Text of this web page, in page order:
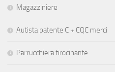
Magazziniere
Autista patente C + CQC merci
Parrucchiera tirocinante